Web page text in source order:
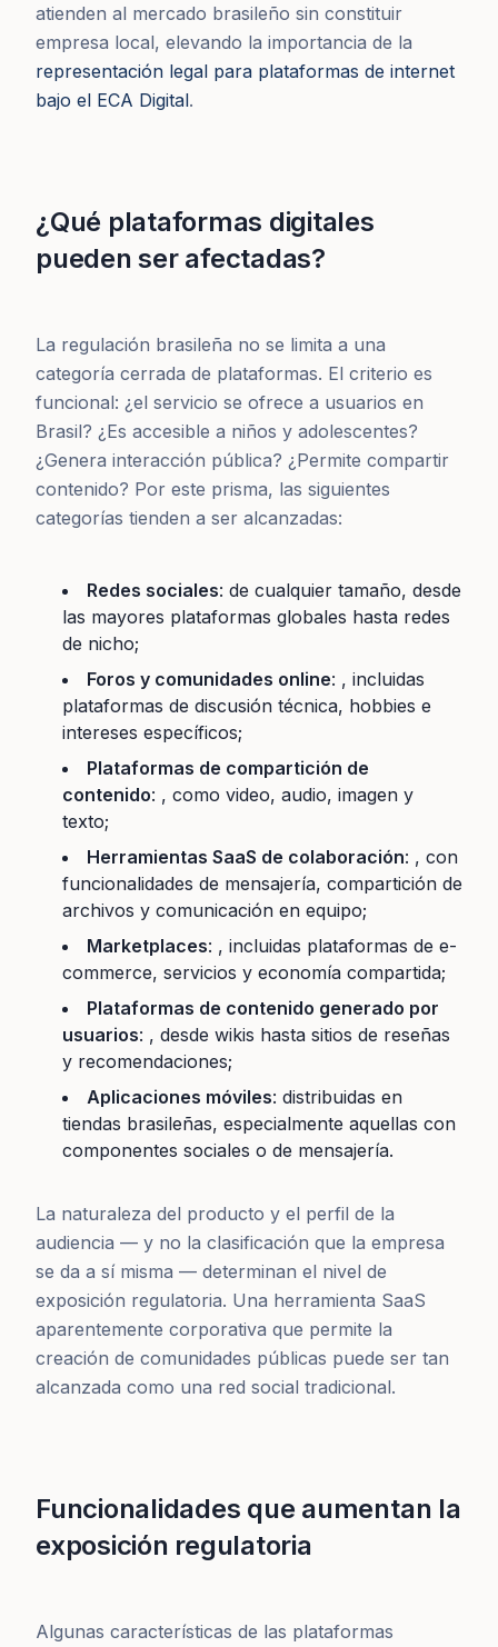
atienden al mercado brasileño sin constituir
empresa local, elevando la importancia de la
representación legal para plataformas de internet
bajo el ECA Digital.
¿Qué plataformas digitales
pueden ser afectadas?
La regulación brasileña no se limita a una
categoría cerrada de plataformas. El criterio es
funcional: ¿el servicio se ofrece a usuarios en
Brasil? ¿Es accesible a niños y adolescentes?
¿Genera interacción pública? ¿Permite compartir
contenido? Por este prisma, las siguientes
categorías tienden a ser alcanzadas:
Redes sociales: de cualquier tamaño, desde
las mayores plataformas globales hasta redes
de nicho;
Foros y comunidades online: , incluidas
plataformas de discusión técnica, hobbies e
intereses específicos;
Plataformas de compartición de
contenido: , como video, audio, imagen y
texto;
Herramientas SaaS de colaboración: , con
funcionalidades de mensajería, compartición de
archivos y comunicación en equipo;
Marketplaces: , incluidas plataformas de e-
commerce, servicios y economía compartida;
Plataformas de contenido generado por
usuarios: , desde wikis hasta sitios de reseñas
y recomendaciones;
Aplicaciones móviles: distribuidas en
tiendas brasileñas, especialmente aquellas con
componentes sociales o de mensajería.
La naturaleza del producto y el perfil de la
audiencia — y no la clasificación que la empresa
se da a sí misma — determinan el nivel de
exposición regulatoria. Una herramienta SaaS
aparentemente corporativa que permite la
creación de comunidades públicas puede ser tan
alcanzada como una red social tradicional.
Funcionalidades que aumentan la
exposición regulatoria
Algunas características de las plataformas